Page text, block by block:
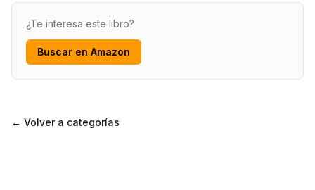
¿Te interesa este libro?
Buscar en Amazon
← Volver a categorías